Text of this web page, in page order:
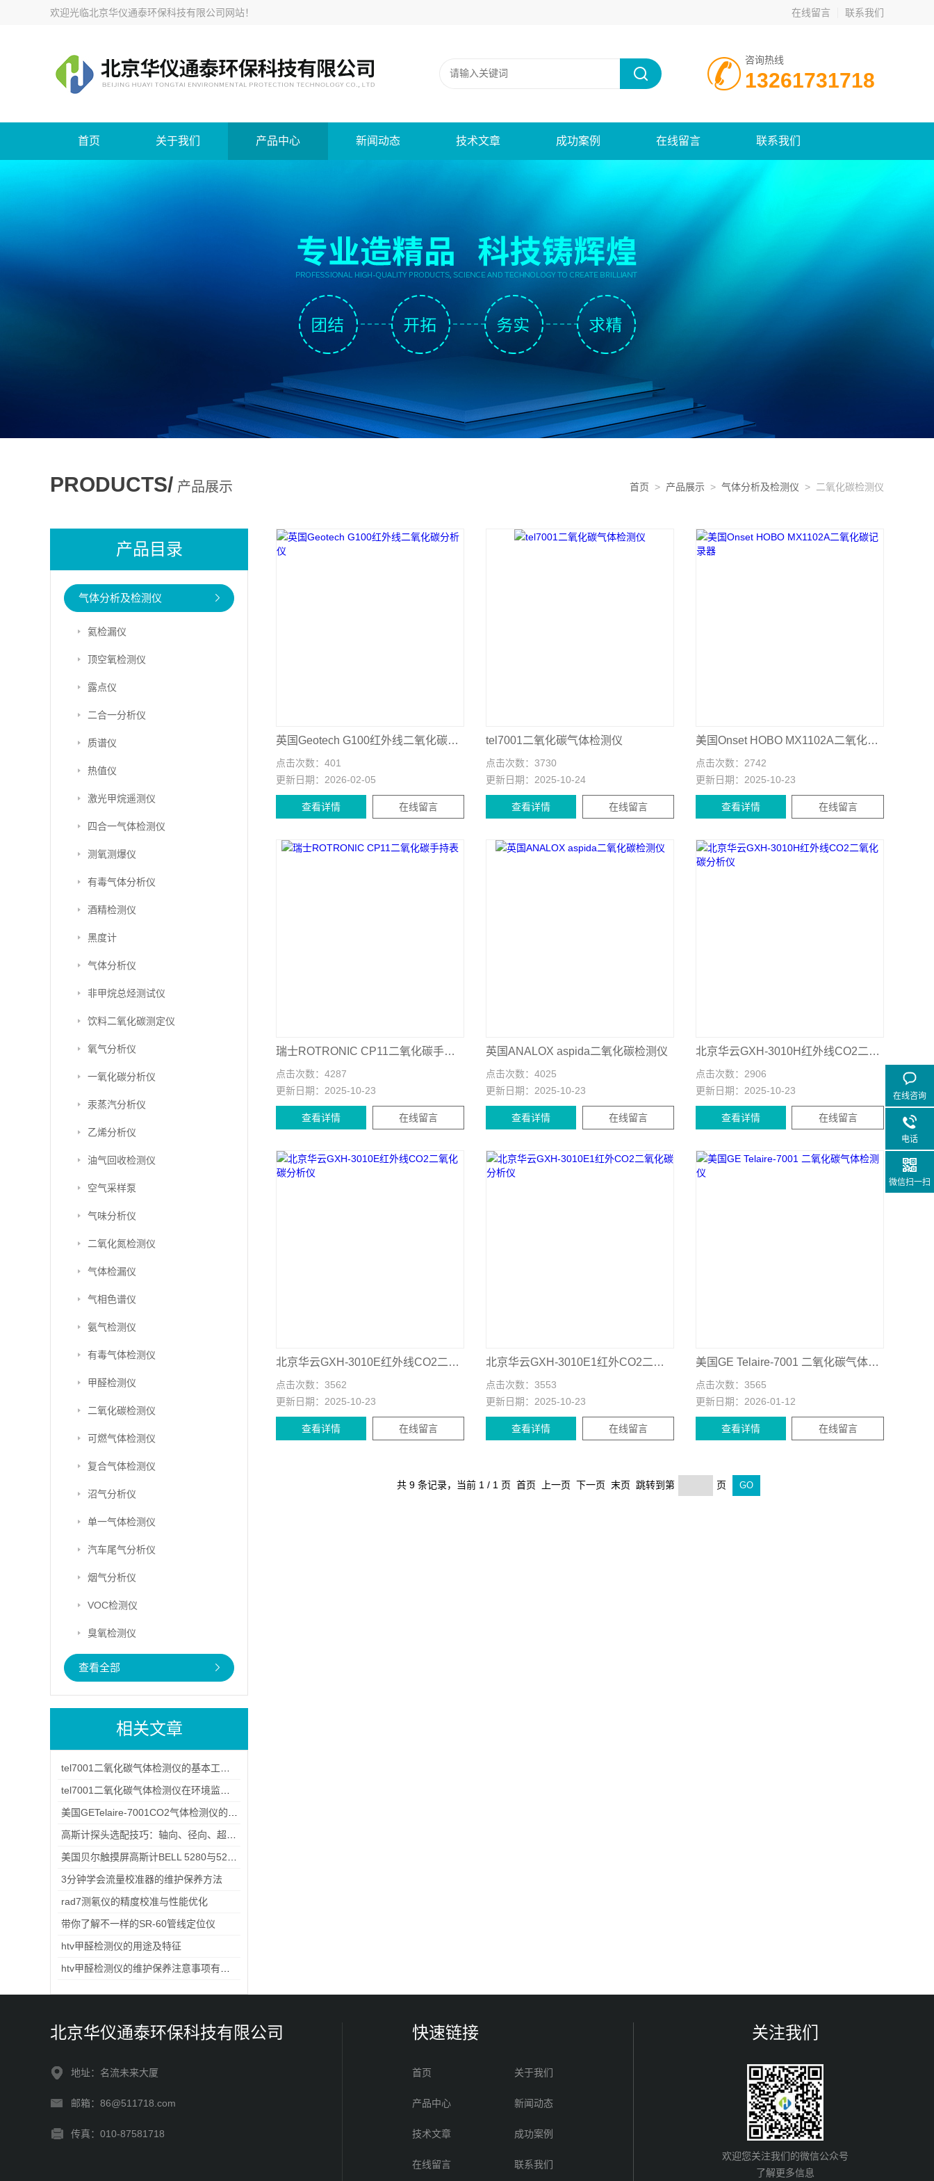
欢迎光临北京华仪通泰环保科技有限公司网站！ 在线留言 联系我们
咨询热线
13261731718
首页 关于我们 产品中心 新闻动态 技术文章 成功案例 在线留言 联系我们
PRODUCTS/ 产品展示 首页 > 产品展示 > 气体分析及检测仪 > 二氧化碳检测仪
产品目录
气体分析及检测仪
氦检漏仪
顶空氧检测仪
露点仪
二合一分析仪
质谱仪
热值仪
激光甲烷遥测仪
四合一气体检测仪
测氧测爆仪
有毒气体分析仪
酒精检测仪
黑度计
气体分析仪
非甲烷总烃测试仪
饮料二氧化碳测定仪
氧气分析仪
一氧化碳分析仪
汞蒸汽分析仪
乙烯分析仪
油气回收检测仪
空气采样泵
气味分析仪
二氧化氮检测仪
气体检漏仪
气相色谱仪
氨气检测仪
有毒气体检测仪
甲醛检测仪
二氧化碳检测仪
可燃气体检测仪
复合气体检测仪
沼气分析仪
单一气体检测仪
汽车尾气分析仪
烟气分析仪
VOC检测仪
臭氧检测仪
查看全部
相关文章
3分钟学会流量校准器的维护保养方法
rad7测氡仪的精度校准与性能优化
带你了解不一样的SR-60管线定位仪
htv甲醛检测仪的用途及特征
英国Geotech G100红外线二氧化碳分析仪
点击次数： 401
更新日期： 2026-02-05
查看详情 在线留言
tel7001二氧化碳气体检测仪
点击次数： 3730
更新日期： 2025-10-24
查看详情 在线留言
美国Onset HOBO MX1102A二氧化碳记录器
点击次数： 2742
更新日期： 2025-10-23
查看详情 在线留言
瑞士ROTRONIC CP11二氧化碳手持表
点击次数： 4287
更新日期： 2025-10-23
查看详情 在线留言
英国ANALOX aspida二氧化碳检测仪
点击次数： 4025
更新日期： 2025-10-23
查看详情 在线留言
北京华云GXH-3010H红外线CO2二氧化碳分析仪
点击次数： 2906
更新日期： 2025-10-23
查看详情 在线留言
北京华云GXH-3010E红外线CO2二氧化碳分析仪
点击次数： 3562
更新日期： 2025-10-23
查看详情 在线留言
北京华云GXH-3010E1红外CO2二氧化碳分析仪
点击次数： 3553
更新日期： 2025-10-23
查看详情 在线留言
美国GE Telaire-7001 二氧化碳气体检测仪
点击次数： 3565
更新日期： 2026-01-12
查看详情 在线留言
共 9 条记录，当前 1 / 1 页 首页 上一页 下一页 末页 跳转到第 页
北京华仪通泰环保科技有限公司
地址：名流未来大厦
邮箱：86@511718.com
传真：010-87581718
快速链接
首页 关于我们
产品中心 新闻动态
技术文章 成功案例
在线留言 联系我们
关注我们
欢迎您关注我们的微信公众号
了解更多信息
在线咨询
电话
微信扫一扫